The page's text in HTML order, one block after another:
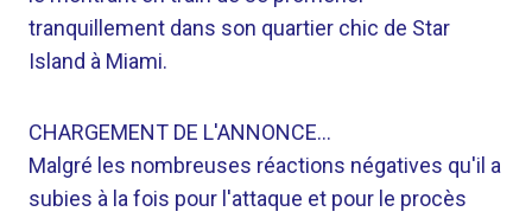
tranquillement dans son quartier chic de Star
Island à Miami.
CHARGEMENT DE L'ANNONCE…
Malgré les nombreuses réactions négatives qu'il a
subies à la fois pour l'attaque et pour le procès